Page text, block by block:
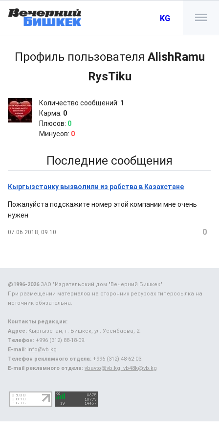
KG
Профиль пользователя AlishRamu
RysTiku
Количество сообщений: 1
Карма: 0
Плюсов: 0
Минусов: 0
Последние сообщения
Кыргызстанку вызволили из рабства в Казахстане
Пожалуйста подскажите номер этой компании мне очень
нужен
07.06.2018, 09:10 0
@1996-2026ЗАО "Издательский дом "Вечерний Бишкек"
При размещении материалов на сторонних ресурсах гиперссылка на
источник обязательна.
Контакты редакции:
Адрес: Кыргызстан, г. Бишкек, ул. Усенбаева, 2.
Телефон: +996 (312) 88-18-09.
E-mail: info@vb.kg
Телефон рекламного отдела: +996 (312) 48-62-03.
E-mail рекламного отдела: vbavto@vb.kg, vb48k@vb.kg